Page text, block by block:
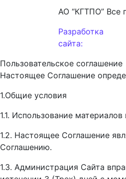
АО “КГТПО” Все
Разработка
сайта:
Пользовательское соглашение
Настоящее Соглашение
1.Общие условия
1.1. Использование
1.2. Настоящее Соглашение
Соглашению.
1.3. Администрация Сайта